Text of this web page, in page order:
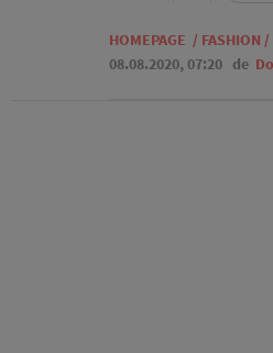
HOMEPAGE / FASHION /
08.08.2020, 07:20 de